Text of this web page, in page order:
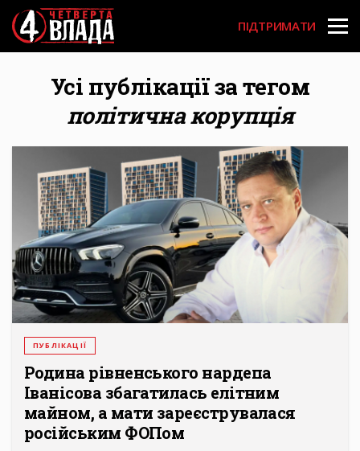
Перейти
до
основного
вмісту
User
account
menu
ПІДТРИМАТИ
Усі публікації за тегом
політична корупція
ПУБЛІКАЦІЇ
Родина рівненського нардепа
Іванісова збагатилась елітним
майном, а мати зареєструвалася
російським ФОПом